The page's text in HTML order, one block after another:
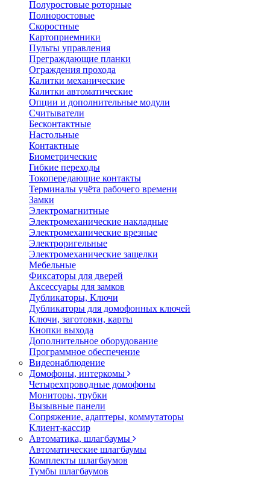
Полуростовые роторные
Полноростовые
Скоростные
Картоприемники
Пульты управления
Преграждающие планки
Ограждения прохода
Калитки механические
Калитки автоматические
Опции и дополнительные модули
Считыватели
Бесконтактные
Настольные
Контактные
Биометрические
Гибкие переходы
Токопередающие контакты
Терминалы учёта рабочего времени
Замки
Электромагнитные
Электромеханические накладные
Электромеханические врезные
Электроригельные
Электромеханические защелки
Мебельные
Фиксаторы для дверей
Аксессуары для замков
Дубликаторы, Ключи
Дубликаторы для домофонных ключей
Ключи, заготовки, карты
Кнопки выхода
Дополнительное оборудование
Программное обеспечение
Видеонаблюдение
Домофоны, интеркомы
Четырехпроводные домофоны
Мониторы, трубки
Вызывные панели
Сопряжение, адаптеры, коммутаторы
Клиент-кассир
Автоматика, шлагбаумы
Автоматические шлагбаумы
Комплекты шлагбаумов
Тумбы шлагбаумов